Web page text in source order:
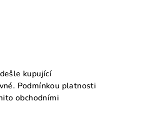
kupující
Podmínkou platnosti
obchodními